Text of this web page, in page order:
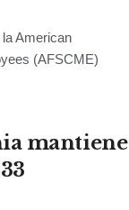
American
(AFSCME)
mantiene